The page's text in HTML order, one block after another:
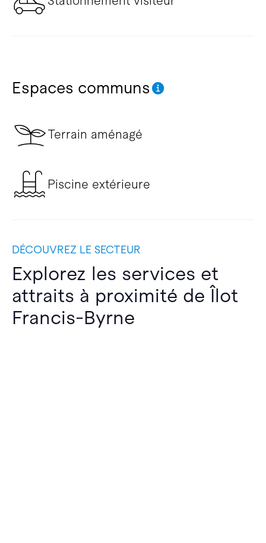
Espaces communs
Terrain aménagé
Piscine extérieure
DÉCOUVREZ LE SECTEUR
Explorez les services et
attraits à proximité de Îlot
Francis-Byrne